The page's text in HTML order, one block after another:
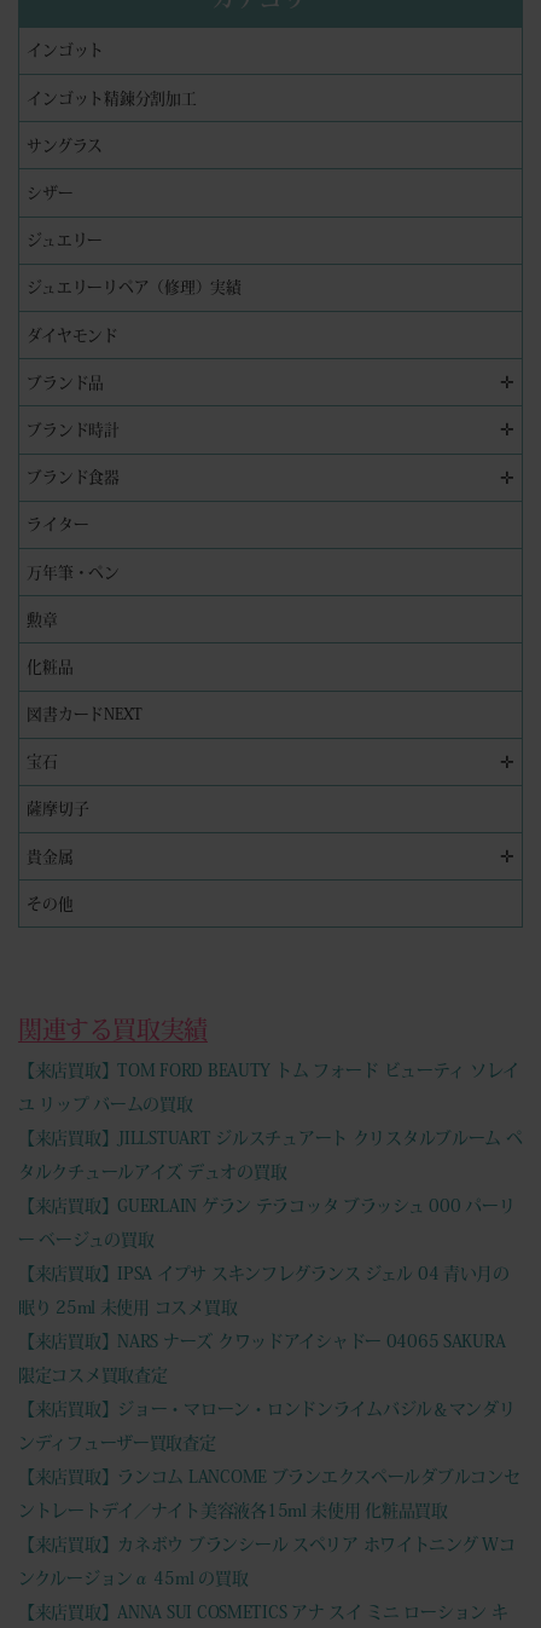
インゴット
インゴット精錬分割加工
サングラス
シザー
ジュエリー
ジュエリーリペア（修理）実績
ダイヤモンド
ブランド品 ✛
ブランド時計 ✛
ブランド食器 ✛
ライター
万年筆・ペン
勲章
化粧品
図書カードNEXT
宝石 ✛
薩摩切子
貴金属 ✛
その他
関連する買取実績
【来店買取】TOM FORD BEAUTY トム フォード ビューティ ソレイ
ユ リップ バームの買取
【来店買取】JILLSTUART ジルスチュアート クリスタルブルーム ペ
タルクチュールアイズ デュオの買取
【来店買取】GUERLAIN ゲラン テラコッタ ブラッシュ 000 パーリ
ー ベージュの買取
【来店買取】IPSA イプサ スキンフレグランス ジェル 04 青い月の
眠り 25ml 未使用 コスメ買取
【来店買取】NARS ナーズ クワッドアイシャドー 04065 SAKURA
限定コスメ買取査定
【来店買取】ジョー・マローン・ロンドンライムバジル＆マンダリ
ンディフューザー買取査定
【来店買取】ランコム LANCOME ブランエクスペールダブルコンセ
ントレートデイ／ナイト美容液各15ml 未使用 化粧品買取
【来店買取】カネボウ ブランシール スペリア ホワイトニング Wコ
ンクルージョンα 45ml の買取
【来店買取】ANNA SUI COSMETICS アナ スイ ミニ ローション キ